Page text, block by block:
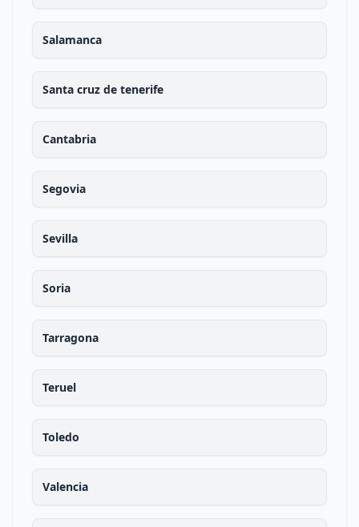
Salamanca
Santa cruz de tenerife
Cantabria
Segovia
Sevilla
Soria
Tarragona
Teruel
Toledo
Valencia